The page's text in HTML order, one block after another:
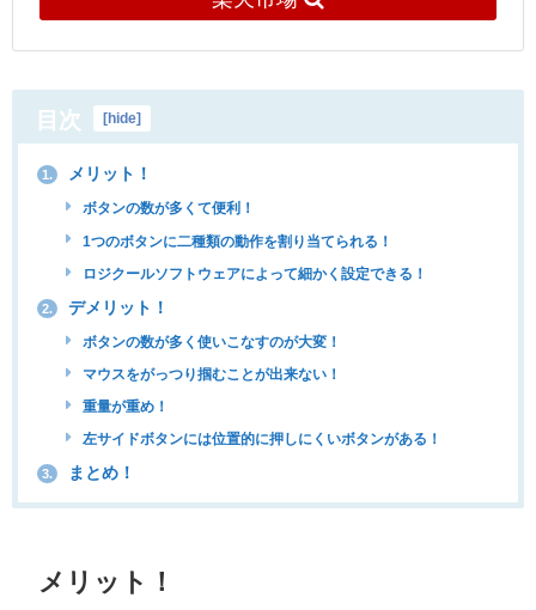
目次 [hide]
1. メリット！
ボタンの数が多くて便利！
1つのボタンに二種類の動作を割り当てられる！
ロジクールソフトウェアによって細かく設定できる！
2. デメリット！
ボタンの数が多く使いこなすのが大変！
マウスをがっつり掴むことが出来ない！
重量が重め！
左サイドボタンには位置的に押しにくいボタンがある！
3. まとめ！
メリット！